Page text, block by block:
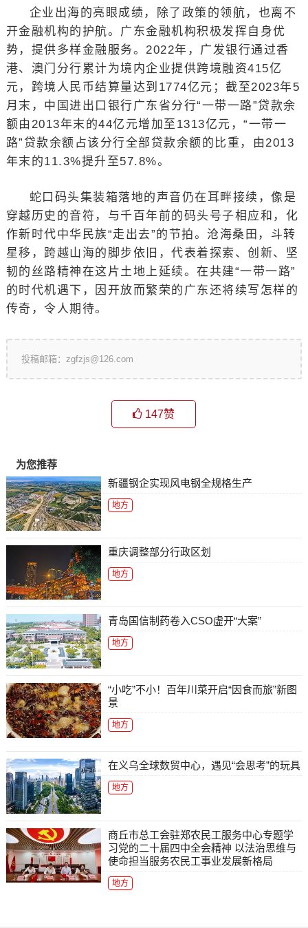
企业出海的亮眼成绩，除了政策的领航，也离不
开金融机构的护航。广东金融机构积极发挥自身优
势，提供多样金融服务。2022年，广发银行通过香
港、澳门分行累计为境内企业提供跨境融资415亿
元，跨境人民币结算量达到1774亿元；截至2023年5
月末，中国进出口银行广东省分行“一带一路”贷款余
额由2013年末的44亿元增加至1313亿元，“一带一
路”贷款余额占该分行全部贷款余额的比重，由2013
年末的11.3%提升至57.8%。
蛇口码头集装箱落地的声音仍在耳畔接续，像是
穿越历史的音符，与千百年前的码头号子相应和，化
作新时代中华民族“走出去”的节拍。沧海桑田，斗转
星移，跨越山海的脚步依旧，代表着探索、创新、坚
韧的丝路精神在这片土地上延续。在共建“一带一路”
的时代机遇下，因开放而繁荣的广东还将续写怎样的
传奇，令人期待。
投稿邮箱：zgfzjs@126.com
147赞
为您推荐
新疆钢企实现风电钢全规格生产
地方
重庆调整部分行政区划
地方
青岛国信制药卷入CSO虚开“大案”
地方
“小吃”不小！百年川菜开启“因食而旅”新图
景
地方
在义乌全球数贸中心，遇见“会思考”的玩具
地方
商丘市总工会驻郑农民工服务中心专题学
习党的二十届四中全会精神 以法治思维与
使命担当服务农民工事业发展新格局
地方